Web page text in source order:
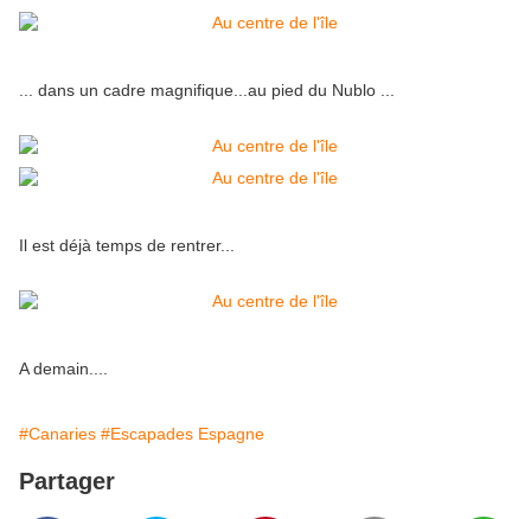
... dans un cadre magnifique...au pied du Nublo ...
Il est déjà temps de rentrer...
A demain....
#Canaries #Escapades Espagne
Partager